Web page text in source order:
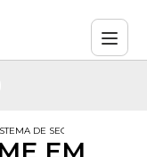
PARA LOJAS
DE SEGURANCA PARA
EM